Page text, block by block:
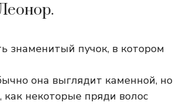
знаменитый пучок, в котором
она выглядит каменной, но
некоторые пряди волос